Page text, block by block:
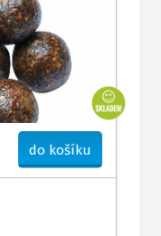
do košíku